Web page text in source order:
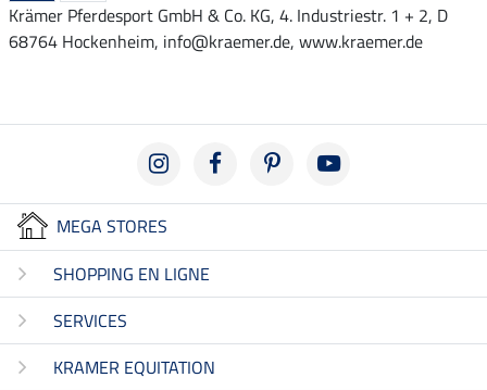
Krämer Pferdesport GmbH & Co. KG, 4. Industriestr. 1 + 2, D
68764 Hockenheim, info@kraemer.de, www.kraemer.de
MEGA STORES
SHOPPING EN LIGNE
SERVICES
KRAMER EQUITATION